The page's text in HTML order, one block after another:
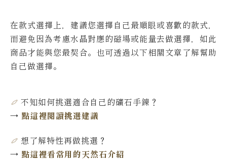
在款式選擇上，建議您選擇自己最順眼或喜歡的款式，
而避免因為考慮水晶對應的磁場或能量去做選擇，如此
商品才能與您最契合。也可透過以下相關文章了解幫助
自己做選擇。
不知如何挑選適合自己的礦石手鍊 ？
→ 點這裡閱讀挑選建議
想了解特性再做挑選 ？
→ 點這裡看常用的天然石介紹